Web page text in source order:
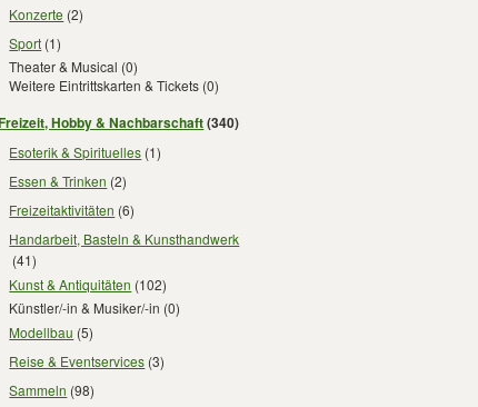
Konzerte (2)
Sport (1)
Theater & Musical (0)
Weitere Eintrittskarten & Tickets (0)
Hobby & Nachbarschaft(340)
Esoterik & Spirituelles (1)
Essen & Trinken (2)
Freizeitaktivitäten (6)
Handarbeit, Basteln & Kunsthandwerk
(41)
Kunst & Antiquitäten (102)
Künstler/-in & Musiker/-in (0)
Modellbau (5)
Reise & Eventservices (3)
Sammeln (98)